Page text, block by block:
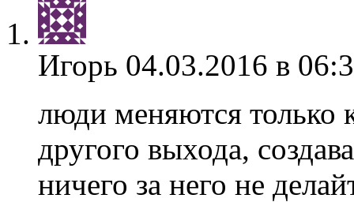
Игорь 04.03.2016 в
люди меняются только
другого выхода,
ничего за него не